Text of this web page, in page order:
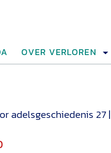
OVER VERLOREN
adelsgeschiedenis 27